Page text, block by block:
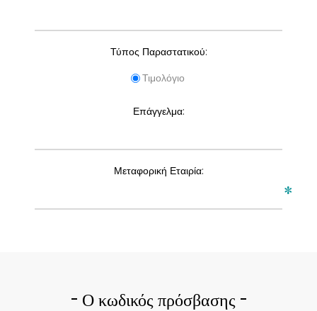
Τύπος Παραστατικού:
Τιμολόγιο
Επάγγελμα:
Μεταφορική Εταιρία:
*
Ο κωδικός πρόσβασης